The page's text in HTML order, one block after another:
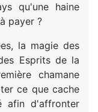
qu'une haine
payer ?
la magie des
Esprits de la
chamane
ce que cache
afin d'affronter